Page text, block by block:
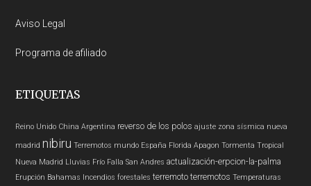
Aviso Legal
Programa de afiliado
ETIQUETAS
Reino Unido China Argentina reverso de los polos ajuste zona sísmica nueva
madrid nibiru Terremotos mundo España Florida Apagon Tormenta Tropical
Nueva Madrid Lluvias Frío Falla San Andres actualización-erpcion-la-palma
Erupción Bahamas Incendios forestales terremoto terremotos Temperaturas